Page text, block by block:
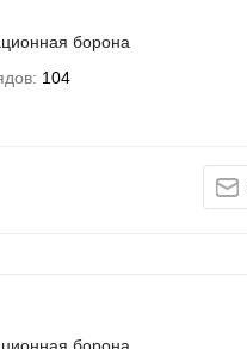
борона
104
борона